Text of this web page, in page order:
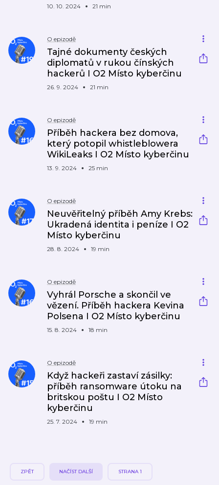
10. 10. 2024 21 min
O epizodě
Tajné dokumenty českých
diplomatů v rukou čínských
hackerů I O2 Místo kyberčinu
26. 9. 2024 21 min
O epizodě
Příběh hackera bez domova,
který potopil whistleblowera
WikiLeaks I O2 Místo kyberčinu
13. 9. 2024 25 min
O epizodě
Neuvěřitelný příběh Amy Krebs:
Ukradená identita i peníze I O2
Místo kyberčinu
28. 8. 2024 19 min
O epizodě
Vyhrál Porsche a skončil ve
vězení. Příběh hackera Kevina
Polsena I O2 Místo kyberčinu
15. 8. 2024 18 min
O epizodě
Když hackeři zastaví zásilky:
příběh ransomware útoku na
britskou poštu I O2 Místo
kyberčinu
25. 7. 2024 19 min
ZPĚT NAČÍST DALŠÍ STRANA 1